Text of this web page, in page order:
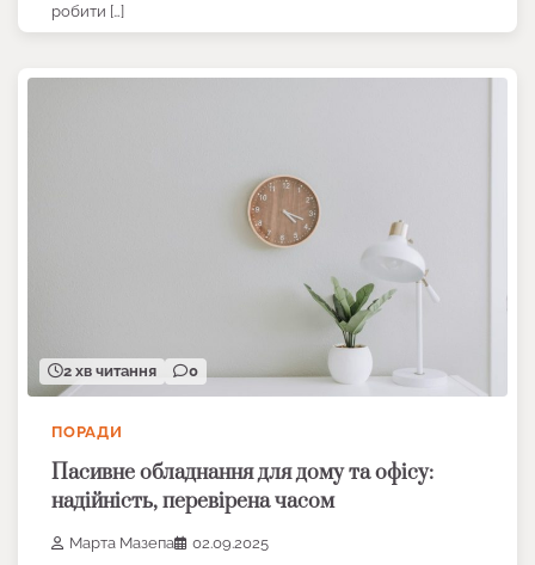
робити […]
2 хв читання 0
ПОРАДИ
Пасивне обладнання для дому та офісу:
надійність, перевірена часом
Марта Мазепа
02.09.2025